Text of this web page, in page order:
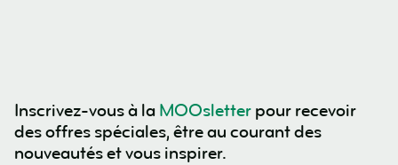
Inscrivez-vous à la MOOsletter pour recevoir
des offres spéciales, être au courant des
nouveautés et vous inspirer.